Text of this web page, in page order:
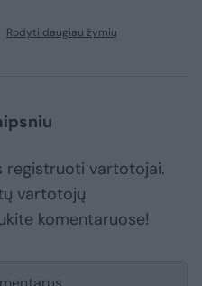
Rodyti daugiau žymių
registruoti vartotojai.
vartotojų
komentaruose!